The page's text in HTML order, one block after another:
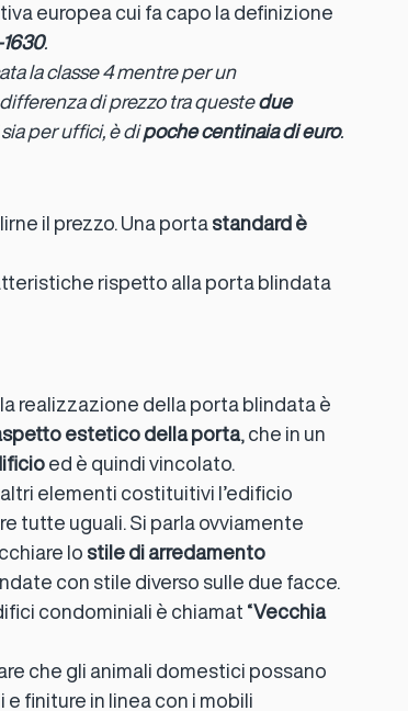
europea cui fa capo la definizione
1630.
la classe 4 mentre per un
di prezzo tra queste due
per uffici, è di poche centinaia di euro.
il prezzo. Una porta standard è
rispetto alla porta blindata
realizzazione della porta blindata è
estetico della porta , che in un
ed è quindi vincolato.
elementi costituitivi l’edificio
tutte uguali. Si parla ovviamente
lo stile di arredamento
con stile diverso sulle due facce.
condominiali è chiamat “Vecchia
che gli animali domestici possano
finiture in linea con i mobili